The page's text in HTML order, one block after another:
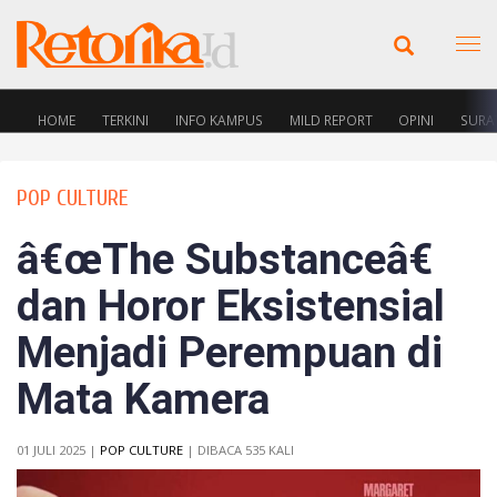
HOME TERKINI INFO KAMPUS MILD REPORT OPINI
POP CULTURE
â€œThe Substanceâ€
dan Horor Eksistensial
Menjadi Perempuan di
Mata Kamera
01 JULI 2025 | POP CULTURE | DIBACA 535 KALI